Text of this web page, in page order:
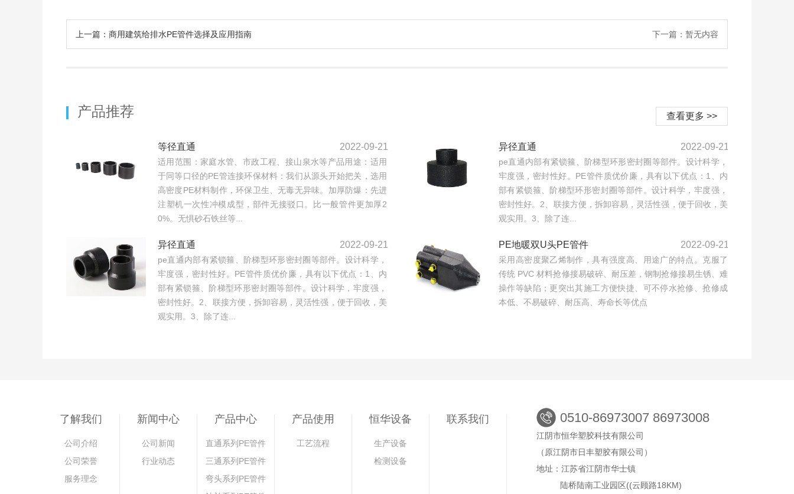
上一篇：商用建筑给排水PE管件选择及应用指南 下一篇：暂无内容
查看更多 >>
产品推荐
等径直通 2022-09-21
适用范围：家庭水管、市政工程、接山泉水等产品用途：适用
于同等口径的PE管连接环保材料：我们从源头开始把关，选用
高密度PE材料制作，环保卫生、无毒无异味。加厚防爆：先进
注塑机一次性冲模成型，部件无接驳口。比一般管件更加厚2
0%。无惧砂石铁丝等...
异径直通 2022-09-21
pe直通内部有紧锁箍、阶梯型环形密封圈等部件。设计科学，
牢度强，密封性好。PE管件质优价廉，具有以下优点：1、内
部有紧锁箍、阶梯型环形密封圈等部件。设计科学，牢度强，
密封性好。2、联接方便，拆卸容易，灵活性强，便于回收，美
观实用。3、除了连...
异径直通 2022-09-21
pe直通内部有紧锁箍、阶梯型环形密封圈等部件。设计科学，
牢度强，密封性好。PE管件质优价廉，具有以下优点：1、内
部有紧锁箍、阶梯型环形密封圈等部件。设计科学，牢度强，
密封性好。2、联接方便，拆卸容易，灵活性强，便于回收，美
观实用。3、除了连...
PE地暖双U头PE管件 2022-09-21
采用高密度聚乙烯制作，具有强度高、用途广的特点。克服了
传统 PVC 材料抢修接易破碎、耐压差，钢制抢修接易生锈、难
操作等缺陷；更突出其施工方便快捷、可不停水抢修、抢修成
本低、不易破碎、耐压高、寿命长等优点
了解我们
公司介绍
公司荣誉
服务理念
新闻中心
公司新闻
行业动态
产品中心
直通系列PE管件
三通系列PE管件
弯头系列PE管件
产品使用
工艺流程
恒华设备
生产设备
检测设备
联系我们 0510-86973007 86973008
江阴市恒华塑胶科技有限公司
（原江阴市日丰塑胶有限公司）
地址：江苏省江阴市华士镇
陆桥陆南工业园区((云顾路18KM)